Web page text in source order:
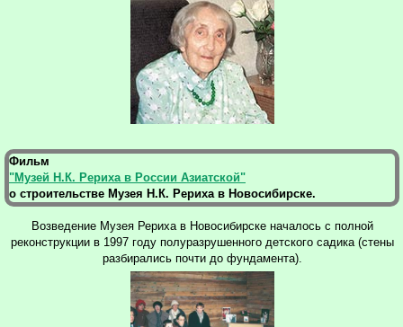
Фильм
"Музей Н.К. Рериха в России Азиатской"
о строительстве Музея Н.К. Рериха в Новосибирске.
Возведение Музея Рериха в Новосибирске началось с полной
реконструкции в 1997 году полуразрушенного детского садика (стены
разбирались почти до фундамента).